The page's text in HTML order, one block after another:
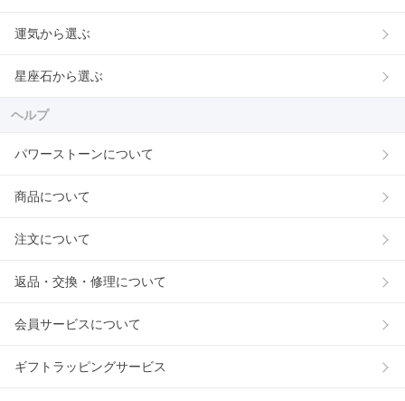
運気から選ぶ
星座石から選ぶ
ヘルプ
パワーストーンについて
商品について
注文について
返品・交換・修理について
会員サービスについて
ギフトラッピングサービス